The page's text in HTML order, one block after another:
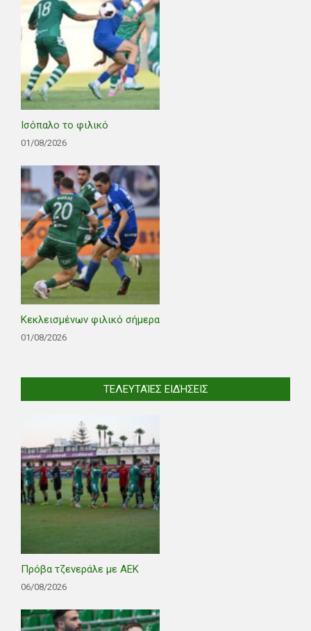
Ισόπαλο το φιλικό
01/08/2026
Κεκλεισμένων φιλικό σήμερα
01/08/2026
ΤΕΛΕΥΤΑΊΕΣ ΕΙΔΉΣΕΙΣ
Πρόβα τζενεράλε με ΑΕΚ
06/08/2026